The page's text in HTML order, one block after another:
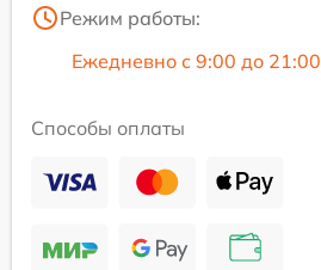
Режим работы:
Ежедневно с 9:00 до 21:00
Способы оплаты